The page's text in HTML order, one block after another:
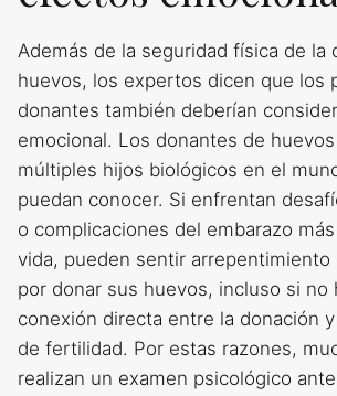
Además de la seguridad física de la
huevos, los expertos dicen que los
donantes también deberían
emocional. Los donantes de
múltiples hijos biológicos en el
puedan conocer. Si enfrentan
o complicaciones del embarazo
vida, pueden sentir
por donar sus huevos, incluso si no
conexión directa entre la donación
de fertilidad. Por estas razones,
realizan un examen psicológico